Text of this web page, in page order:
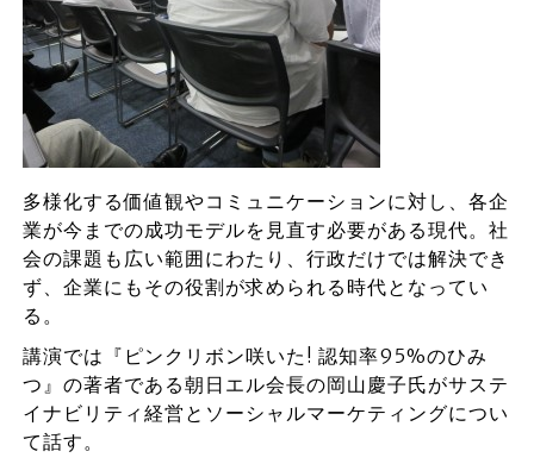
多様化する価値観やコミュニケーションに対し、各企
業が今までの成功モデルを見直す必要がある現代。社
会の課題も広い範囲にわたり、行政だけでは解決でき
ず、企業にもその役割が求められる時代となってい
る。
講演では『ピンクリボン咲いた! 認知率95%のひみ
つ』の著者である朝日エル会長の岡山慶子氏がサステ
イナビリティ経営とソーシャルマーケティングについ
て話す。